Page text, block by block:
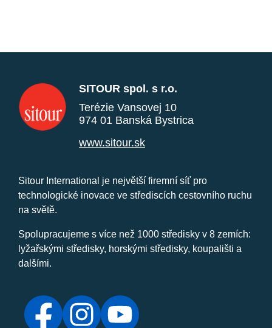
SITOUR spol. s r.o.
Terézie Vansovej 10
974 01 Banská Bystrica
www.sitour.sk
Sitour International je největší firemní síť pro
technologické inovace ve střediscích cestovního ruchu
na světě.
Spolupracujeme s více než 1000 středisky v 8 zemích:
lyžařskými středisky, horskými středisky, koupališti a
dalšími.